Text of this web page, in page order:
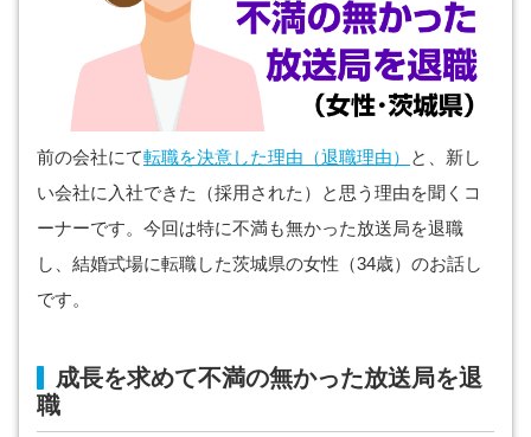
前の会社にて転職を決意した理由（退職理由）
と、新し
い会社に入社できた（採用された）と思う理由を聞くコ
ーナーです。今回は特に不満も無かった放送局を退職
し、結婚式場に転職した茨城県の女性（34歳）のお話し
です。
成長を求めて不満の無かった放送局を退
職